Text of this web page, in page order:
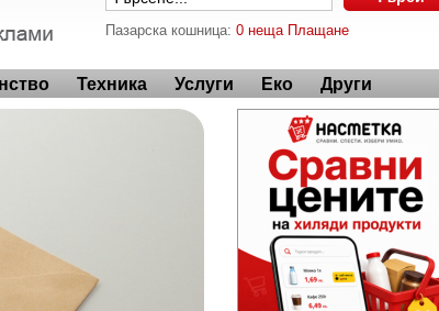
Пазарска кошница: 0 неща Плащане
Техника Услуги Еко Други